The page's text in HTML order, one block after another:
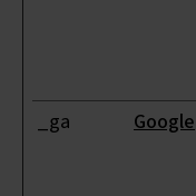
_ga Google